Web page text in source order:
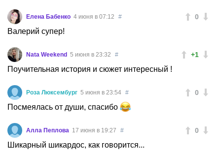
0
Елена Бабенко 4 июня в 07:12 #
Валерий супер!
+1
Nata Weekend 5 июня в 23:32 #
Поучительная история и сюжет интересный !
0
Роза Люксембург 5 июня в 23:54 #
Посмеялась от души, спасибо
0
Алла Пеплова 17 июня в 19:27 #
Шикарный шикардос, как говорится...